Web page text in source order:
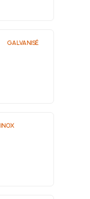
GALVANISÉ
INOX